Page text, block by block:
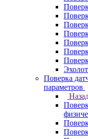
Поверка
параметров